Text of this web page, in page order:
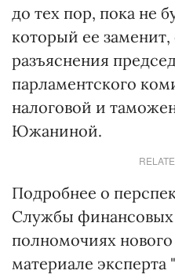
до тех пор, пока не
который ее
разъяснения
парламентского
налоговой и
Южаниной.
Подробнее о
Службы финансовых
полномочиях нового
материале